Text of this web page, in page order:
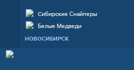
Сибирские Cнайперы
Белые Медведи
НОВОСИБИРСК